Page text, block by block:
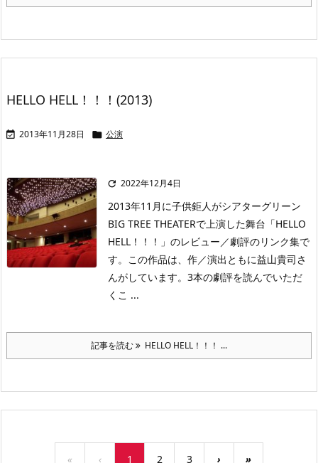
HELLO HELL！！！(2013)
 2013年11月28日  公演
 2022年12月4日
2013年11月に子供鉅人がシアターグリーン
BIG TREE THEATERで上演した舞台「HELLO
HELL！！！」のレビュー／劇評のリンク集で
す。この作品は、作／演出ともに益山貴司さ
んがしています。3本の劇評を読んでいただ
くこ ...
記事を読む HELLO HELL！！！ ...
« ‹ 1 2 3 › »